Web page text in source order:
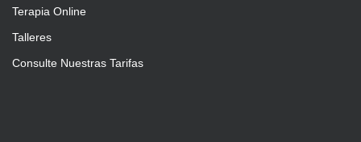
Terapia Online
Talleres
Consulte Nuestras Tarifas